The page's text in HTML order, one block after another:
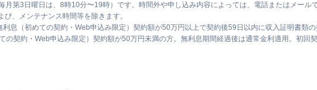
第3日曜日は、8時10分〜19時）です。時間外や申し込み内容によっては、電話またはメール
、メンテナンス時間等を除きます。
息（初めての契約・Web申込み限定）契約額が50万円以上で契約後59日以内に収入証明書類の
の契約・Web申込み限定）契約額が50万円未満の方。無利息期間経過後は通常金利適用。初回